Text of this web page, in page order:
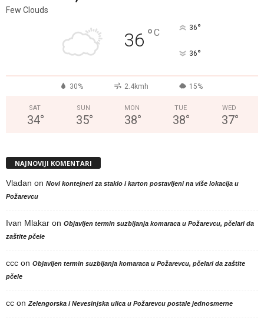
Few Clouds
36 °C 36°
36°
30% 2.4kmh 15%
SAT
34°
SUN
35°
MON
38°
TUE
38°
WED
37°
NAJNOVIJI KOMENTARI
Vladan on Novi kontejneri za staklo i karton postavljeni na više lokacija u
Požarevcu
Ivan Mlakar on Objavljen termin suzbijanja komaraca u Požarevcu, pčelari da
zaštite pčele
ccc on Objavljen termin suzbijanja komaraca u Požarevcu, pčelari da zaštite
pčele
cc on Zelengorska i Nevesinjska ulica u Požarevcu postale jednosmerne